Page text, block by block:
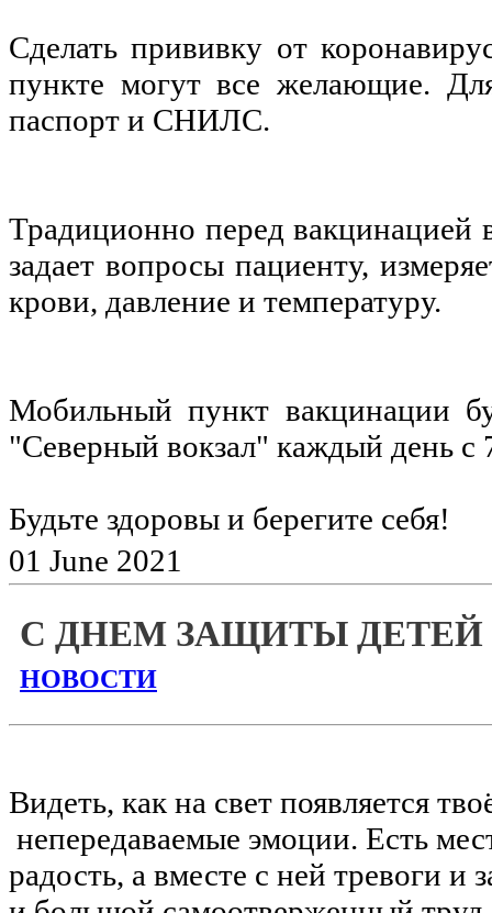
Сделать прививку от
пункте могут все желающие.
паспорт и СНИЛС.
Традиционно перед вакцинацией
задает вопросы пациенту,
крови, давление и температуру.
Мобильный пункт вакцинации
"Северный вокзал" каждый день с
Будьте здоровы и берегите себя!
01 June 2021
С ДНЕМ ЗАЩИТЫ ДЕТЕЙ
НОВОСТИ
Видеть, как на свет появляется
непередаваемые эмоции. Есть
радость, а вместе с ней тревоги и